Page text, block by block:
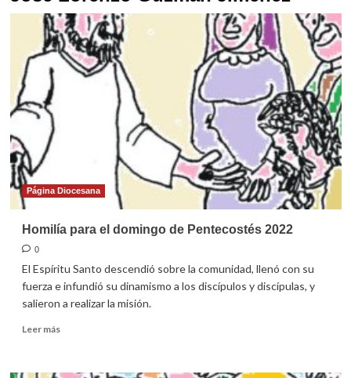
Página Diocesana
Homilía para el domingo de Pentecostés 2022
0
El Espíritu Santo descendió sobre la comunidad, llenó con su
fuerza e infundió su dinamismo a los discípulos y discípulas, y
salieron a realizar la misión.
Leer másLeer
Homilía